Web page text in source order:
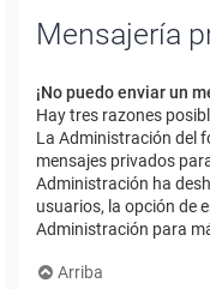
Mensajería
¡No puedo enviar un
Hay tres razones
La Administración del
mensajes privados
Administración ha
usuarios, la opción de
Administración para
Arriba